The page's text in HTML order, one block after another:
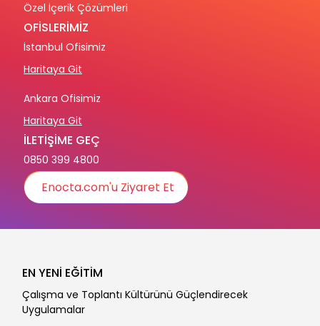
Özel İçerik Çözümleri
OFİSLERİMİZ
İstanbul Ofisimiz
Haritaya Git
Ankara Ofisimiz
Haritaya Git
İLETİŞİME GEÇ
0850 399 4800
Enocta.com'u Ziyaret Et
EN YENİ EĞİTİM
Çalışma ve Toplantı Kültürünü Güçlendirecek
Uygulamalar